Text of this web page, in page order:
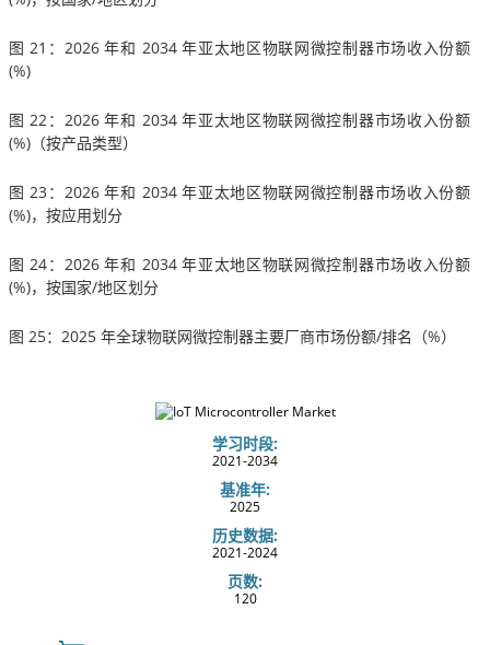
图 21：2026 年和 2034 年亚太地区物联网微控制器市场收入份额
(%)
图 22：2026 年和 2034 年亚太地区物联网微控制器市场收入份额
(%)（按产品类型）
图 23：2026 年和 2034 年亚太地区物联网微控制器市场收入份额
(%)，按应用划分
图 24：2026 年和 2034 年亚太地区物联网微控制器市场收入份额
(%)，按国家/地区划分
图 25：2025 年全球物联网微控制器主要厂商市场份额/排名（%）
学习时段:
2021-2034
基准年:
2025
历史数据:
2021-2024
页数:
120